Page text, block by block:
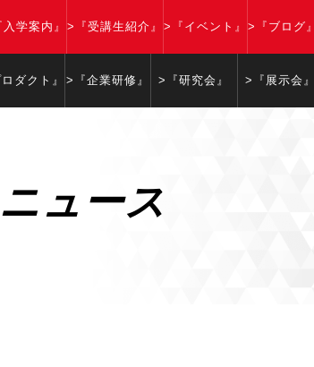
学案内』 >『受講生紹介』 >『イベント』 >『ブログ』
ダクト』 >『企業研修』 >『研究会』 >『展示会』
ニュース